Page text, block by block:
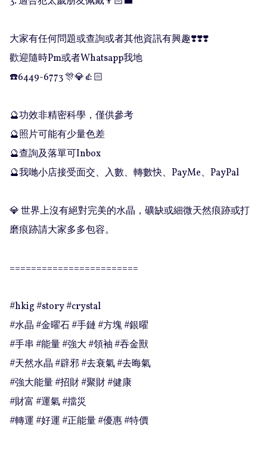
大家有任何問題或查詢或者其他資訊有興趣❣️❣️❣️
歡迎隨時Pm或者Whatsapp我地
☎️6449-6773 🎊💎👍🏻
🔮功效非精密科學，僅供參考
🔮照片可能有少量色差
🔮查詢及落單可Inbox
🔮我哋小店接受面交、入數、轉數快、PayMe、PayPal
💎 世界上沒有絕對完美的水晶，礦缺或細微天然痕跡或打
磨痕跡請大家多多包容。
========================
#hkig #story #crystal
#水晶 #金曜石 #手鏈 #方塊 #銀曜
#手串 #能量 #強大 #領袖 #吞金獸
#天然水晶 #辟邪 #去衰氣 #去晦氣
#強大能量 #招財 #聚財 #健康
#財富 #運氣 #擋災
#轉運 #好運 #正能量 #優惠 #特價